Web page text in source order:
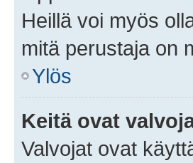
Heillä voi myös
mitä perustaja on
Ylös
Keitä ovat
Valvojat ovat